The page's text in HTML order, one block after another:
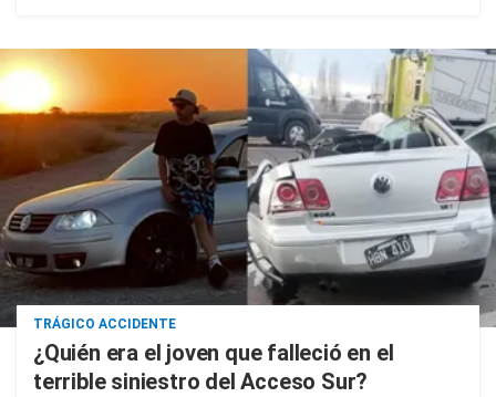
TRÁGICO ACCIDENTE
¿Quién era el joven que falleció en el
terrible siniestro del Acceso Sur?